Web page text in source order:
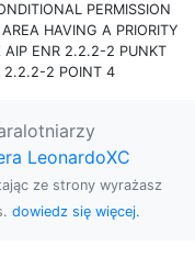
PERMISSION
HAVING A PRIORITY
AIP ENR 2.2.2-2 PUNKT
2.2.2-2 POINT 4
LeonardoXC
ze strony wyrażasz
dowiedz się więcej.